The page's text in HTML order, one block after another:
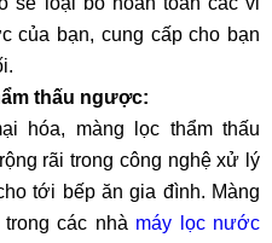
của bạn, cung cấp cho bạn
thấu ngược:
hóa, màng lọc thẩm thấu
rãi trong công nghệ xử lý
tới bếp ăn gia đình. Màng
các nhà máy lọc nước